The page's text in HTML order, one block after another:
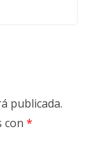
publicada.
con *